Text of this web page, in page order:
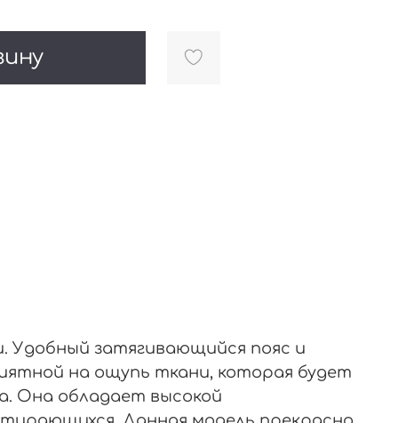
Удобный затягивающийся пояс и
на ощупь ткани, которая будет
Она обладает высокой